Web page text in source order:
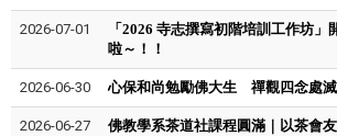
2026-07-01
「2026 寺志撰寫初階培訓工作坊」
啦～！！
2026-06-30 心保和尚勉勵佛大生 禪觀四念處
2026-06-27
佛教學系茶道社課程圓滿｜以茶會